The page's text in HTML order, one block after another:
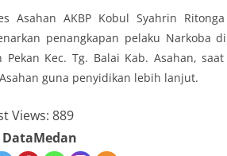
Asahan AKBP Kobul Syahrin
penangkapan pelaku Narkoba
Pekan Kec. Tg. Balai Kab. Asahan,
guna penyidikan lebih lanjut.
Views: 889
DataMedan